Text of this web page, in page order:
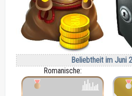
Beliebtheit im Juni
Romanische: